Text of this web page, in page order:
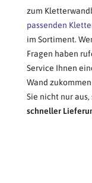
zum
passenden
im Sortiment.
Fragen haben
Service Ihnen
Wand
Sie nicht nur
schneller